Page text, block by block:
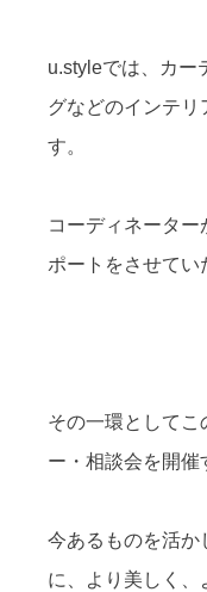
u.styleでは、カー
グなどのインテリ
す。
コーディネータ
ポートをさせてい
その一環としてこ
ー・相談会を開催
今あるものを活か
に、より美しく、